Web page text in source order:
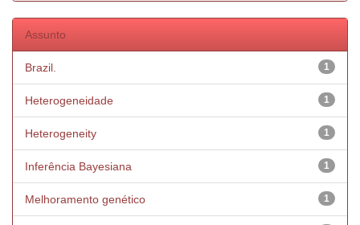
Assunto
1
Brazil.
1
Heterogeneidade
1
Heterogeneity
1
Inferência Bayesiana
1
Melhoramento genético